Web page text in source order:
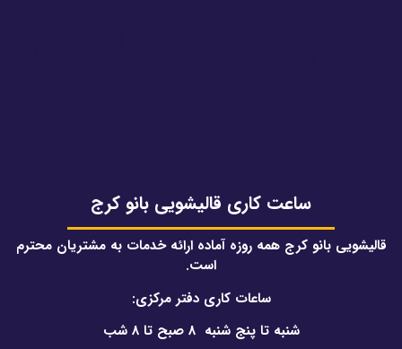
ساعت کاری قالیشویی بانو کرج
قالیشویی بانو کرج همه روزه آماده ارائه خدمات به مشتریان محترم
است.
ساعات کاری دفتر مرکزی:
شنبه تا پنج شنبه 8 صبح تا 8 شب